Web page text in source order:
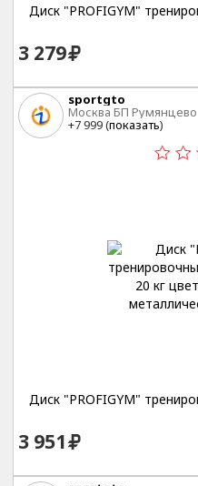
Диск "PROFIGYM"
3 279
sportgto
Москва БП Румянцево
+7 999 (показать)
Диск "PROFIGYM"
3 951